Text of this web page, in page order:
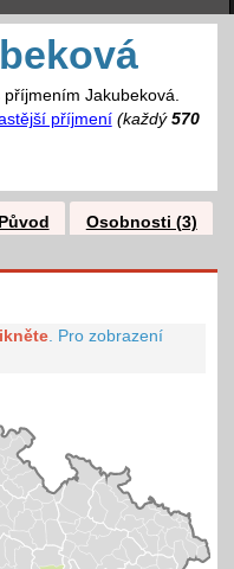
Jakubeková.
příjmení (každý 570
Původ
Osobnosti (3)
Pro zobrazení